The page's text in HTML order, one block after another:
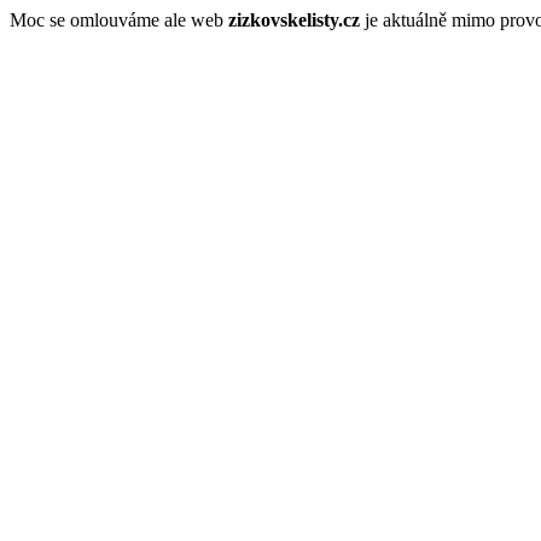
Moc se omlouváme ale web zizkovskelisty.cz je aktuálně mimo